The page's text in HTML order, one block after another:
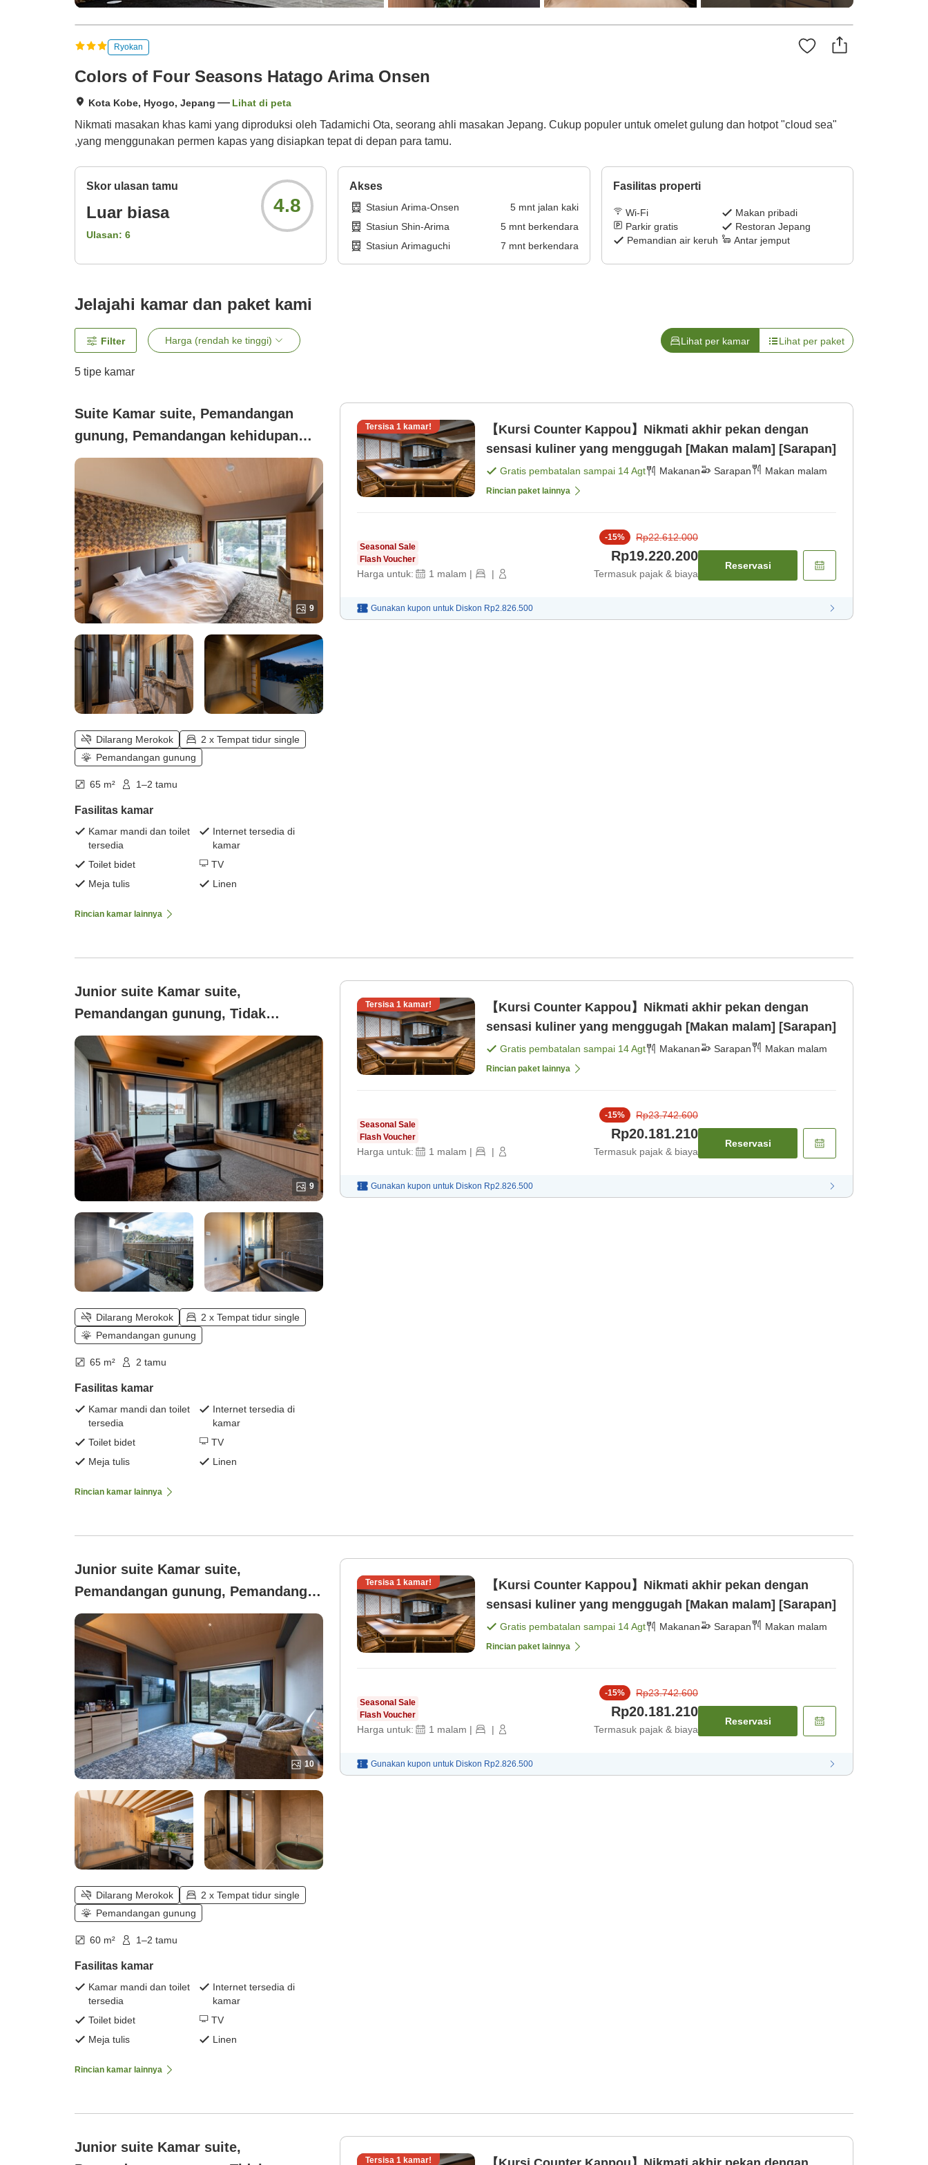
Ryokan
Colors of Four Seasons Hatago Arima Onsen
Kota Kobe, Hyogo, Jepang Lihat di peta
Nikmati masakan khas kami yang diproduksi oleh Tadamichi Ota, seorang ahli masakan Jepang. Cukup populer untuk omelet gulung dan hotpot "cloud sea"
,yang menggunakan permen kapas yang disiapkan tepat di depan para tamu.
Skor ulasan tamu
Luar biasa
Ulasan: 6
4.8
Akses
Stasiun Arima-Onsen 5mnt jalan kaki
Stasiun Shin-Arima
5mnt berkendara
Stasiun Arimaguchi
7 mnt berkendara
Fasilitas properti
Wi-Fi
Makan pribadi
Parkir gratis
Restoran Jepang
Pemandian air keruh
Antar jemput
Jelajahi kamar dan paket kami
Filter Harga (rendah ke tinggi) Lihat per kamar Lihat per paket
5 tipe kamar
Suite Kamar suite, Pemandangan
gunung, Pemandangan kehidupan
malam, Tidak merokok (【302】
Sougetsu/Kamar dengan Pemandian
Air Panas Luar Ruangan Kinsen (65
meter persegi))
9
Dilarang Merokok
2 x Tempat tidur single
Pemandangan gunung
65 m² 1–2 tamu
Fasilitas kamar
Kamar mandi dan toilet
tersedia
Internet tersedia di
kamar
Toilet bidet
TV
Meja tulis
Linen
Rincian kamar lainnya
Tersisa 1 kamar!
【Kursi Counter Kappou】Nikmati akhir pekan dengan
sensasi kuliner yang menggugah [Makan malam] [Sarapan]
Gratis pembatalan sampai 14 Agt Makanan Sarapan Makan malam
Rincian paket lainnya
Seasonal Sale
Flash Voucher
Harga untuk: 1 malam | |
-15% Rp22.612.000
Rp19.220.200
Termasuk pajak & biaya
Reservasi
Gunakan kupon untuk Diskon Rp2.826.500
Junior suite Kamar suite,
Pemandangan gunung, Tidak
merokok (【103】Satsuki/Kamar
dengan Pemandian Air Panas
Terbuka Kinsen (65 m²))
9
Dilarang Merokok
2 x Tempat tidur single
Pemandangan gunung
65 m² 2 tamu
Fasilitas kamar
Kamar mandi dan toilet
tersedia
Internet tersedia di
kamar
Toilet bidet
TV
Meja tulis
Linen
Rincian kamar lainnya
Tersisa 1 kamar!
【Kursi Counter Kappou】Nikmati akhir pekan dengan
sensasi kuliner yang menggugah [Makan malam] [Sarapan]
Gratis pembatalan sampai 14 Agt Makanan Sarapan Makan malam
Rincian paket lainnya
Seasonal Sale
Flash Voucher
Harga untuk: 1 malam | |
-15% Rp23.742.600
Rp20.181.210
Termasuk pajak & biaya
Reservasi
Gunakan kupon untuk Diskon Rp2.826.500
Junior suite Kamar suite,
Pemandangan gunung, Pemandangan
kehidupan malam, Tidak merokok
(【301】Eigetsu/Kamar dengan
Pemandian Air Panas Terbuka Kinsen
(60 meter persegi))
10
Dilarang Merokok
2 x Tempat tidur single
Pemandangan gunung
60 m² 1–2 tamu
Fasilitas kamar
Kamar mandi dan toilet
tersedia
Internet tersedia di
kamar
Toilet bidet
TV
Meja tulis
Linen
Rincian kamar lainnya
Tersisa 1 kamar!
【Kursi Counter Kappou】Nikmati akhir pekan dengan
sensasi kuliner yang menggugah [Makan malam] [Sarapan]
Gratis pembatalan sampai 14 Agt Makanan Sarapan Makan malam
Rincian paket lainnya
Seasonal Sale
Flash Voucher
Harga untuk: 1 malam | |
-15% Rp23.742.600
Rp20.181.210
Termasuk pajak & biaya
Reservasi
Gunakan kupon untuk Diskon Rp2.826.500
Junior suite Kamar suite,
Tersisa 1 kamar!